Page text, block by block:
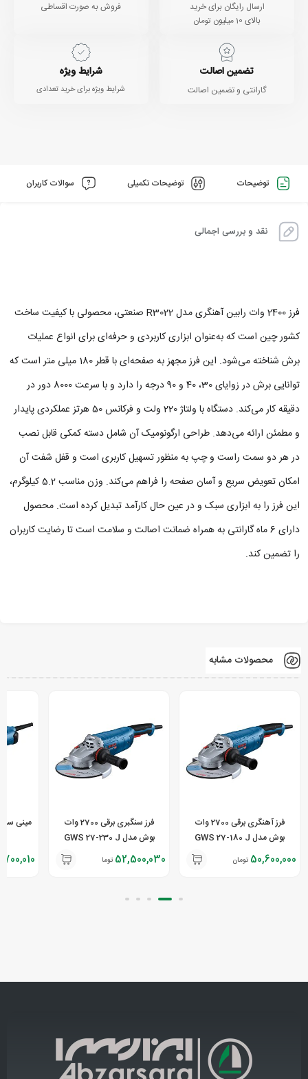
ارسال رایگان برای خرید
بالای 10 میلیون تومان
فروش به صورت اقساطی
تضمین اصالت
گارانتی و تضمین اصالت
شرایط ویژه
شرایط ویژه برای خرید تعدادی
توضیحات توضیحات تکمیلی سوالات کاربران
نقد و بررسی اجمالی
فرز 2400 وات رابین آهنگری مدل R3022 صنعتی، محصولی با کیفیت ساخت
کشور چین است که به‌عنوان ابزاری کاربردی و حرفه‌ای برای انواع عملیات
برش شناخته می‌شود. این فرز مجهز به صفحه‌ای با قطر 180 میلی‌ متر است که
توانایی برش در زوایای 30، 40 و 90 درجه را دارد و با سرعت 8000 دور در
دقیقه کار می‌کند. دستگاه با ولتاژ 220 ولت و فرکانس 50 هرتز عملکردی پایدار
و مطمئن ارائه می‌دهد. طراحی ارگونومیک آن شامل دسته کمکی قابل نصب
در هر دو سمت راست و چپ به منظور تسهیل کاربری است و قفل شفت آن
امکان تعویض سریع و آسان صفحه را فراهم می‌کند. وزن مناسب 5.2 کیلوگرم،
این فرز را به ابزاری سبک و در عین حال کارآمد تبدیل کرده است. محصول
دارای 6 ماه گارانتی به همراه ضمانت اصالت و سلامت است تا رضایت کاربران
را تضمین کند.
محصولات مشابه
فرز آهنگری برقی 2700 وات
بوش مدل GWS 27-180 J
50,600,000 تومان
فرز سنگبری برقی 2700 وات
بوش مدل GWS 27-230 J
52,500,030 تومان